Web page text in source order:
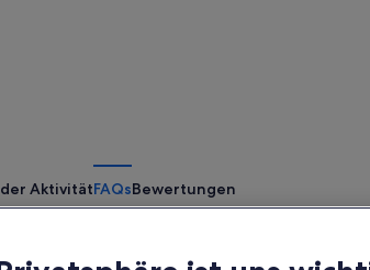
AktivitätFAQsBewertungen